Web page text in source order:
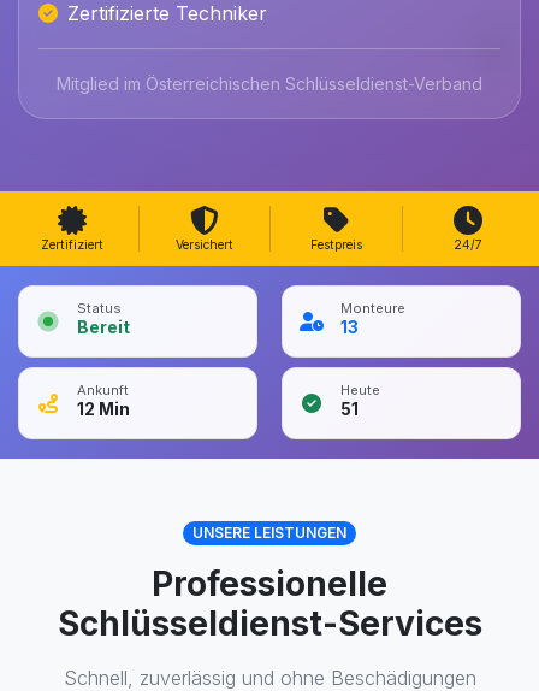
Zertifizierte Techniker
Mitglied im Österreichischen Schlüsseldienst-Verband
Zertifiziert Versichert Festpreis 24/7
Status
Bereit
Monteure
13
Ankunft
12 Min
Heute
51
UNSERE LEISTUNGEN
Professionelle
Schlüsseldienst-Services
Schnell, zuverlässig und ohne Beschädigungen